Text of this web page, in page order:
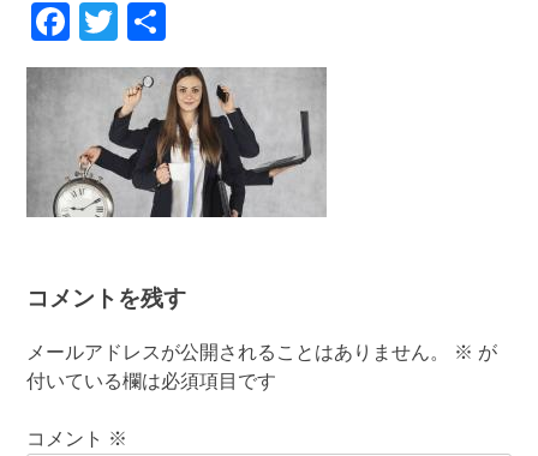
Facebook
Twitter
有
コメントを残す
メールアドレスが公開されることはありません。 ※ が
付いている欄は必須項目です
コメント ※